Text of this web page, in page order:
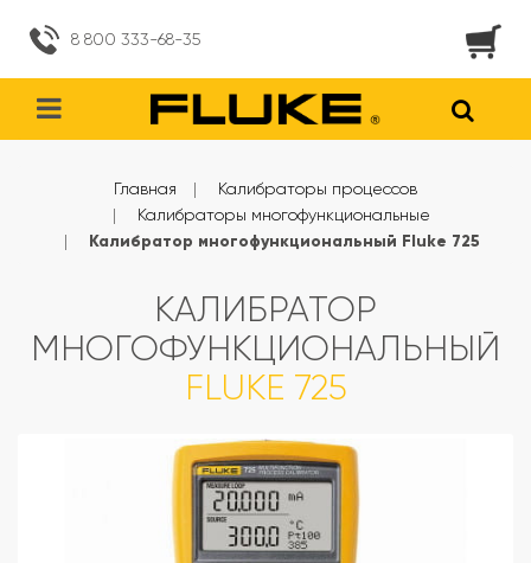
8 800 333-68-35
Главная
Калибраторы процессов
Калибраторы многофункциональные
Калибратор многофункциональный Fluke 725
КАЛИБРАТОР
МНОГОФУНКЦИОНАЛЬНЫЙ
FLUKE 725